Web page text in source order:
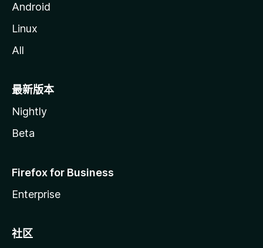
Android
Linux
All
最新版本
Nightly
Beta
Firefox for Business
Enterprise
社区